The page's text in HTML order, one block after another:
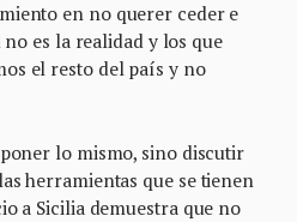
en no querer ceder e
es la realidad y los que
el resto del país y no
lo mismo, sino discutir
herramientas que se tienen
a Sicilia demuestra que no